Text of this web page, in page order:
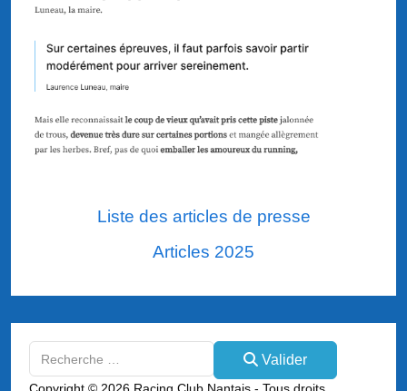
Liste des articles de presse
Articles 2025
Type 2 or more characters for results.
Valider